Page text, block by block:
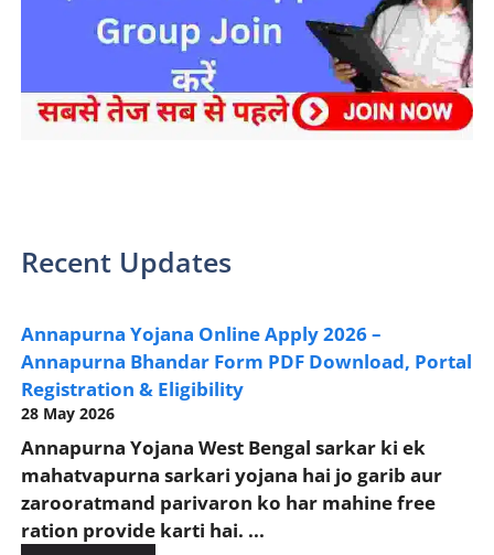
Recent Updates
Annapurna Yojana Online Apply 2026 –
Annapurna Bhandar Form PDF Download, Portal
Registration & Eligibility
28 May 2026
Annapurna Yojana West Bengal sarkar ki ek
mahatvapurna sarkari yojana hai jo garib aur
zarooratmand parivaron ko har mahine free
ration provide karti hai. ...